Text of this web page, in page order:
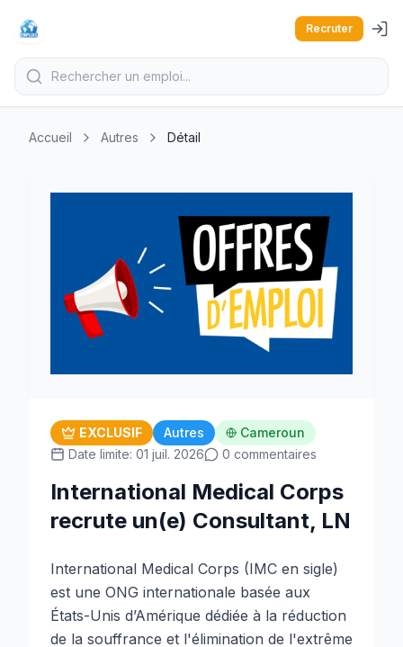
Recruter
Accueil Autres Détail
EXCLUSIF Autres
Cameroun
Date limite: 01 juil. 2026
0 commentaires
International Medical Corps
recrute un(e) Consultant, LN
International Medical Corps (IMC en sigle)
est une ONG internationale basée aux
États-Unis d’Amérique dédiée à la réduction
de la souffrance et l'élimination de l'extrême